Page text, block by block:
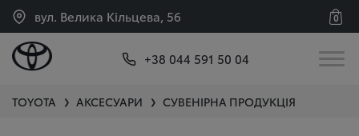
вул. Велика Кільцева, 56 0
+38 044 591 50 04
TOYOTA ❯ АКСЕСУАРИ ❯ СУВЕНІРНА ПРОДУКЦІЯ